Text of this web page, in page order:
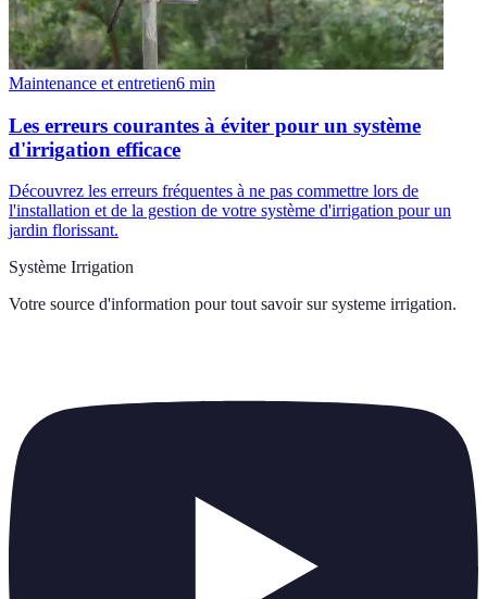
Maintenance et entretien6 min
Les erreurs courantes à éviter pour un système
d'irrigation efficace
Découvrez les erreurs fréquentes à ne pas commettre lors de
l'installation et de la gestion de votre système d'irrigation pour un
jardin florissant.
Système Irrigation
Votre source d'information pour tout savoir sur systeme irrigation.